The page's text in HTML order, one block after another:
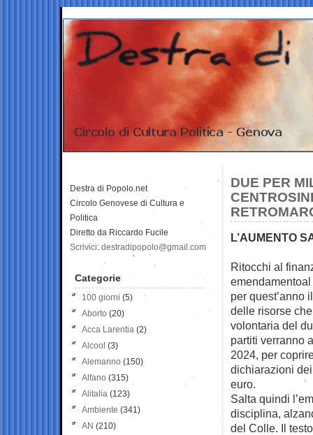
DUE PER
L’AUMENTO
Ritocchi al
per quest’anno
delle risorse
volontaria del
partiti verranno
2024, per
dichiarazioni
euro.
Salta quindi
disciplina,
del Colle. Il
Destra di Popolo.net
Circolo Genovese di Cultura e
Politica
Diretto da Riccardo Fucile
Scrivici: destradipopolo@gmail.com
Categorie
100 giorni (5)
Aborto (20)
Acca Larentia (2)
Alcool (3)
Alemanno (150)
Alfano (315)
Alitalia (123)
Ambiente (341)
AN (210)